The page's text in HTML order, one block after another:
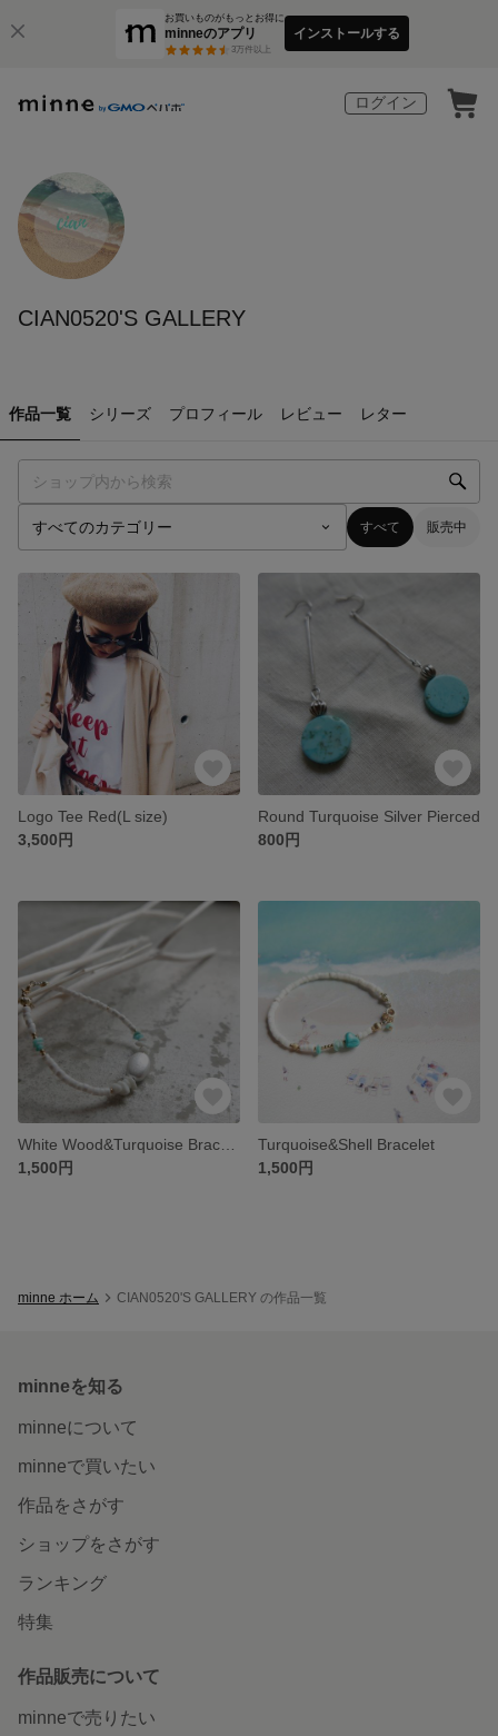
お買いものがもっとお得に
minneのアプリ
3万件以上
インストールする
ログイン
CIAN0520'S GALLERY
作品一覧 シリーズ プロフィール レビュー レター
すべて 販売中
Logo Tee Red(L size)
3,500円
Round Turquoise Silver Pierced
800円
1,500円
Turquoise&Shell Bracelet
1,500円
minne ホーム CIAN0520'S GALLERY の作品一覧
minneを知る
minneについて
minneで買いたい
作品をさがす
ショップをさがす
ランキング
特集
作品販売について
minneで売りたい